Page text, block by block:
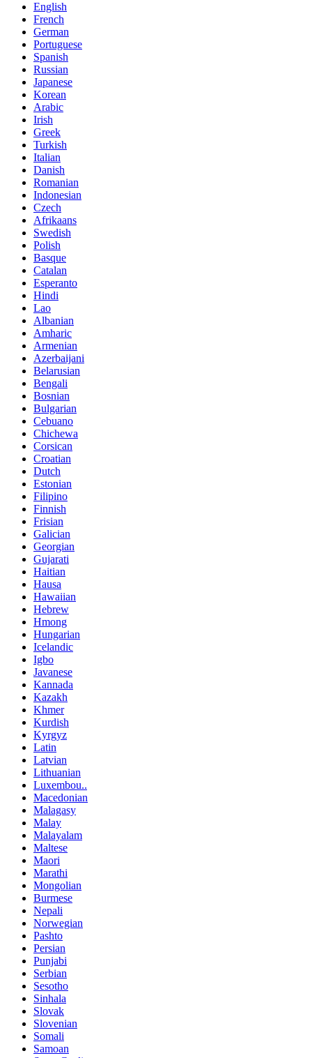
English
French
German
Portuguese
Spanish
Russian
Japanese
Korean
Arabic
Irish
Greek
Turkish
Italian
Danish
Romanian
Indonesian
Czech
Afrikaans
Swedish
Polish
Basque
Catalan
Esperanto
Hindi
Lao
Albanian
Amharic
Armenian
Azerbaijani
Belarusian
Bengali
Bosnian
Bulgarian
Cebuano
Chichewa
Corsican
Croatian
Dutch
Estonian
Filipino
Finnish
Frisian
Galician
Georgian
Gujarati
Haitian
Hausa
Hawaiian
Hebrew
Hmong
Hungarian
Icelandic
Igbo
Javanese
Kannada
Kazakh
Khmer
Kurdish
Kyrgyz
Latin
Latvian
Lithuanian
Luxembou..
Macedonian
Malagasy
Malay
Malayalam
Maltese
Maori
Marathi
Mongolian
Burmese
Nepali
Norwegian
Pashto
Persian
Punjabi
Serbian
Sesotho
Sinhala
Slovak
Slovenian
Somali
Samoan